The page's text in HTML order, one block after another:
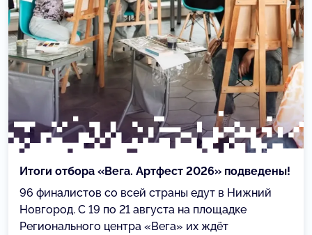
Итоги отбора «Вега. Артфест 2026» подведены!
96 финалистов со всей страны едут в Нижний
Новгород. С 19 по 21 августа на площадке
Регионального центра «Вега» их ждёт